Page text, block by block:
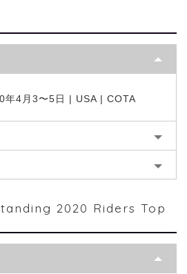
年4月3〜5日 | USA | COTA
2020 Riders Top